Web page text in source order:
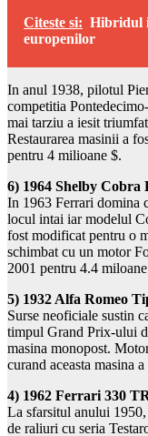
Citeste si: Hibridul
europenilor
In anul 1938, pilotul
competitia
mai tarziu a iesit
Restaurarea masinii a
pentru 4 milioane $.
6) 1964 Shelby Cobra
In 1963 Ferrari domina
locul intai iar modelul
fost modificat pentru o
schimbat cu un motor
2001 pentru 4.4
5) 1932 Alfa Romeo
Surse neoficiale sustin
timpul Grand Prix-ului
masina monopost.
curand aceasta masina
4) 1962 Ferrari 330
La sfarsitul anului
de raliuri cu seria